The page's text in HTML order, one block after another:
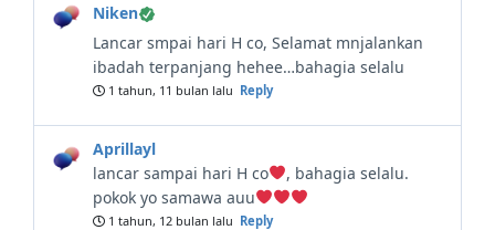
Niken
Lancar smpai hari H co, Selamat mnjalankan
ibadah terpanjang hehee…bahagia selalu
1 tahun, 11 bulan lalu Reply
Aprillayl
lancar sampai hari H co
, bahagia selalu.
pokok yo samawa auu
1 tahun, 12 bulan lalu Reply